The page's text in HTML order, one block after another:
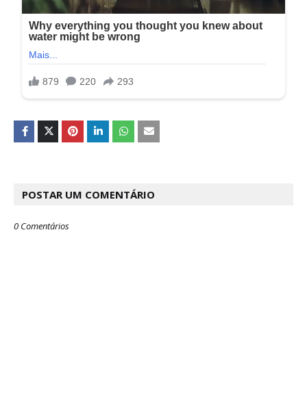
POSTAR UM COMENTÁRIO
0 Comentários